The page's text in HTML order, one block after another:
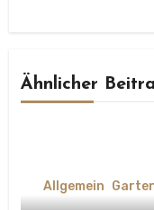
Ähnlicher
Allgemein